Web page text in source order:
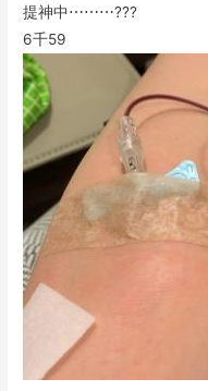
提神中⋯⋯⋯???
6千59